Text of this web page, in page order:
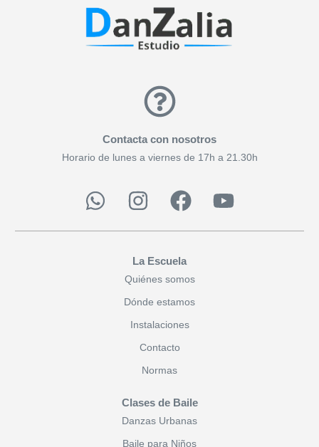
Contacta con nosotros
Horario de lunes a viernes de 17h a 21.30h
La Escuela
Quiénes somos
Dónde estamos
Instalaciones
Contacto
Normas
Clases de Baile
Danzas Urbanas
Baile para Niños